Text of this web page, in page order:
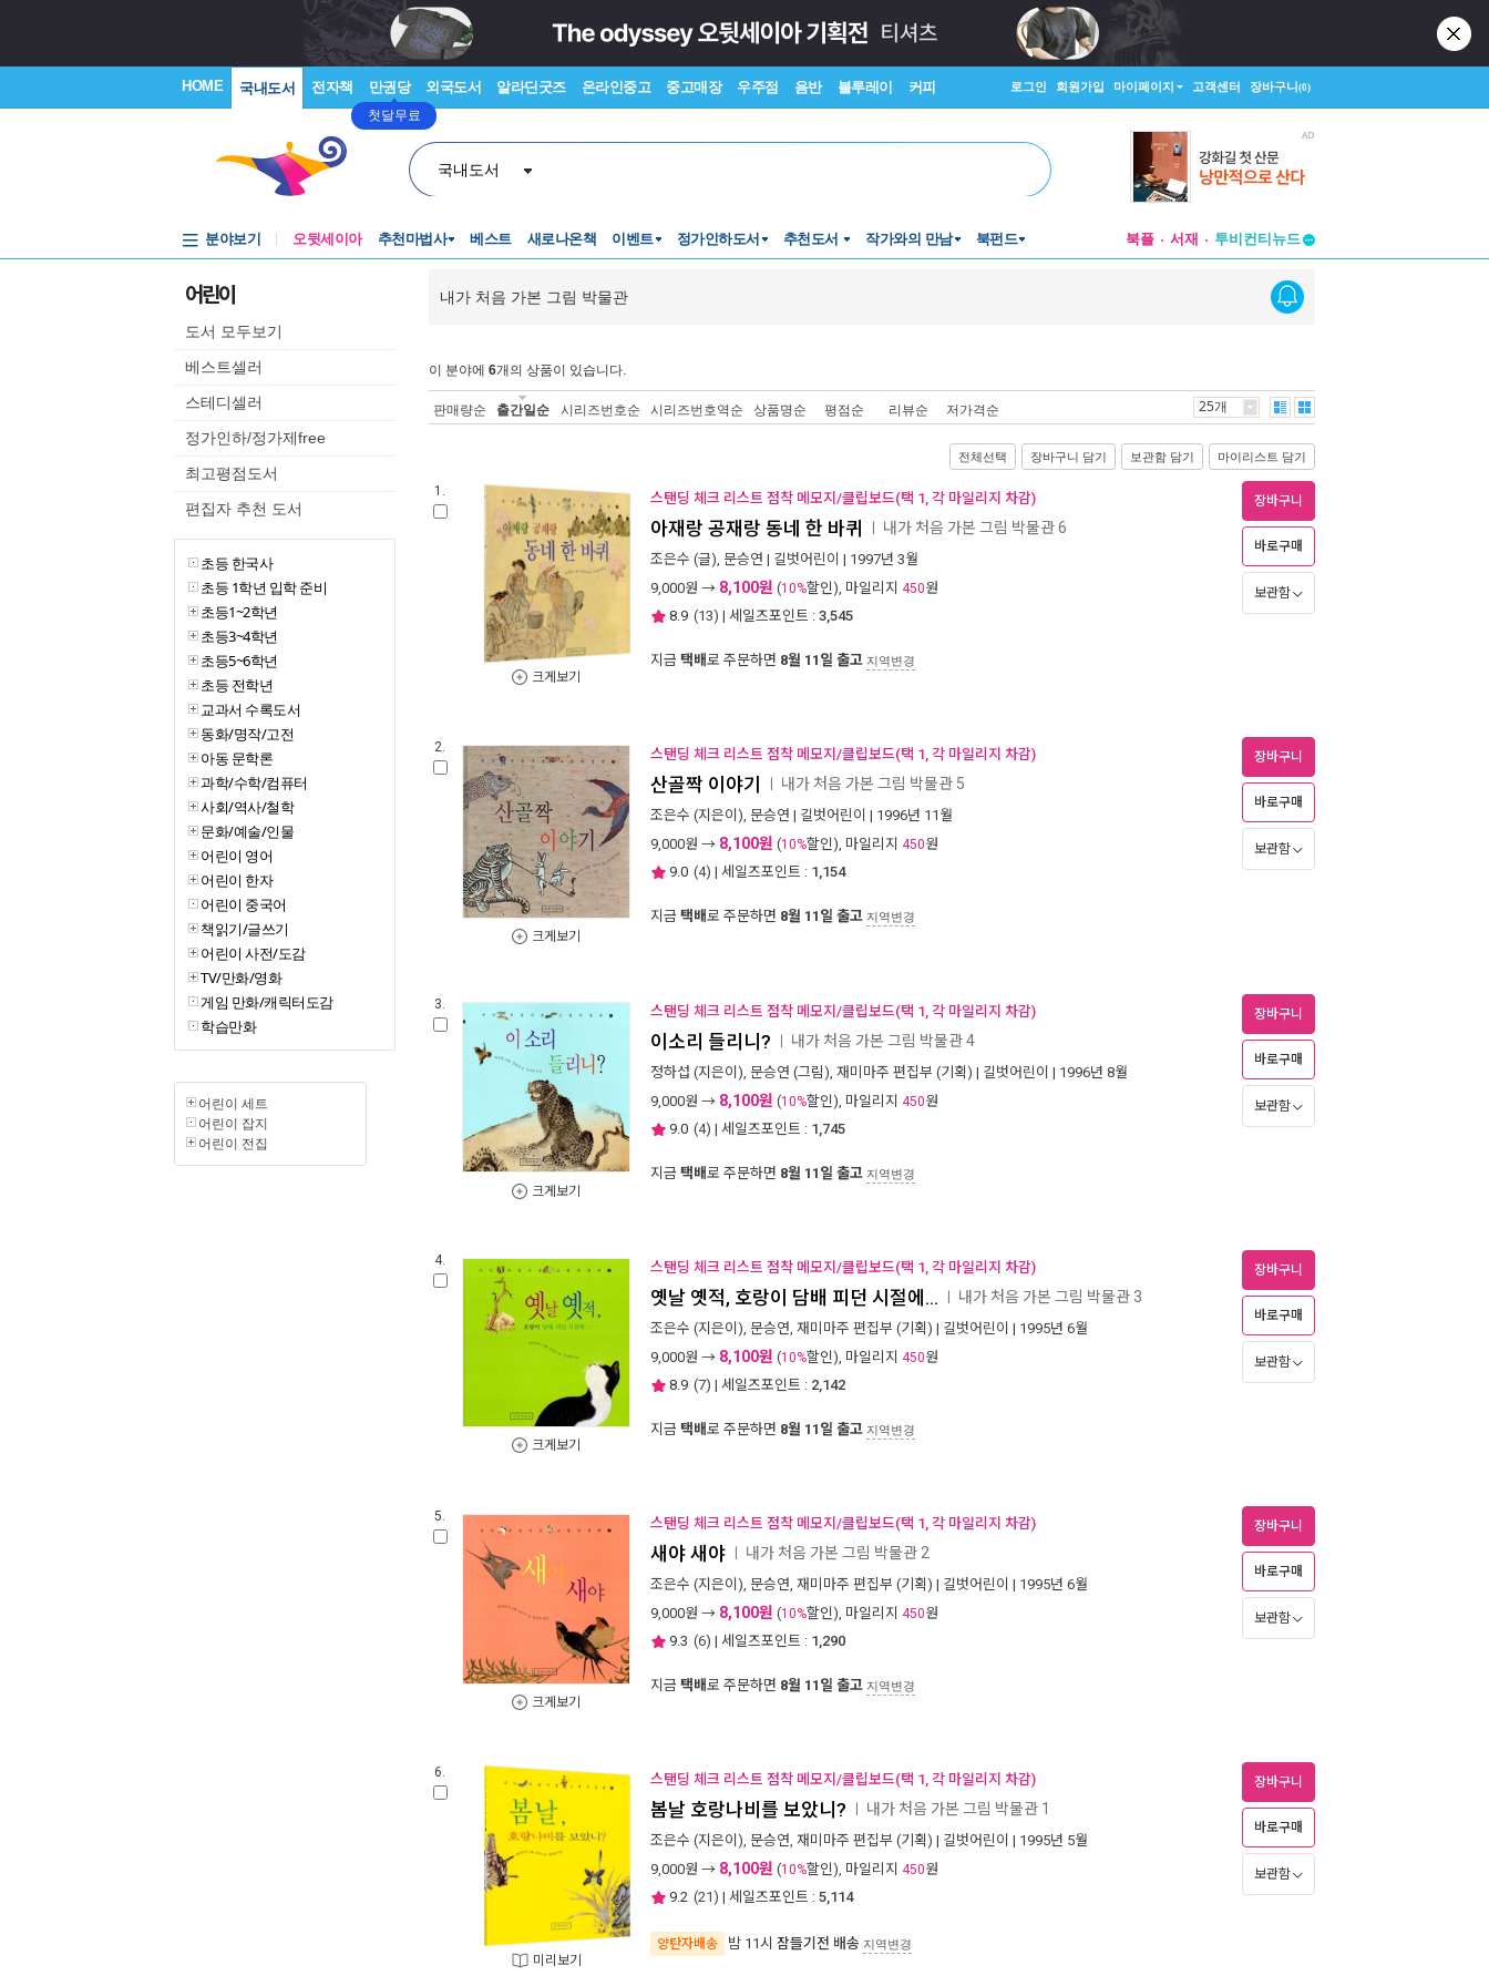
HOME 국내도서 전자책 만권당
첫달무료
외국도서 알라딘굿즈 온라인중고 중고매장 우주점 음반 블루레이 커피 로그인 회원가입 마이페이지 고객센터 장바구니(0)
국내도서
분야보기 오뒷세이아 추천마법사 베스트 새로나온책 이벤트 정가인하도서 추천도서 작가와의 만남 북펀드 북플 서재
투비컨티뉴드
투비컨티뉴드
어린이
도서 모두보기
베스트셀러
스테디셀러
정가인하/정가제free
최고평점도서
편집자 추천 도서
초등 한국사
초등 1학년 입학 준비
초등1~2학년
초등3~4학년
초등5~6학년
초등 전학년
교과서 수록도서
동화/명작/고전
아동 문학론
과학/수학/컴퓨터
사회/역사/철학
문화/예술/인물
어린이 영어
어린이 한자
어린이 중국어
책읽기/글쓰기
어린이 사전/도감
TV/만화/영화
게임 만화/캐릭터도감
학습만화
어린이 세트
어린이 잡지
어린이 전집
내가 처음 가본 그림 박물관
이 분야에 6개의 상품이 있습니다.
판매량순 출간일순 시리즈번호순 시리즈번호역순 상품명순 평점순 리뷰순 저가격순 25개
전체선택 장바구니 담기 보관함 담기 마이리스트 담기
1.
크게보기
스탠딩 체크 리스트 점착 메모지/클립보드(택 1, 각 마일리지 차감)
아재랑 공재랑 동네 한 바퀴 내가 처음 가본 그림 박물관 6
조은수 (글), 문승연 | 길벗어린이 | 1997년 3월
9,000원 → 8,100원 (10%할인), 마일리지 450원
8.9 (13) | 세일즈포인트 : 3,545
지금 택배로 주문하면 8월 11일 출고 지역변경
장바구니
바로구매
보관함
2.
크게보기
스탠딩 체크 리스트 점착 메모지/클립보드(택 1, 각 마일리지 차감)
산골짝 이야기 내가 처음 가본 그림 박물관 5
조은수 (지은이), 문승연 | 길벗어린이 | 1996년 11월
9,000원 → 8,100원 (10%할인), 마일리지 450원
9.0 (4) | 세일즈포인트 : 1,154
지금 택배로 주문하면 8월 11일 출고 지역변경
장바구니
바로구매
보관함
3.
크게보기
스탠딩 체크 리스트 점착 메모지/클립보드(택 1, 각 마일리지 차감)
이소리 들리니? 내가 처음 가본 그림 박물관 4
정하섭 (지은이), 문승연 (그림), 재미마주 편집부 (기획) | 길벗어린이 | 1996년 8월
9,000원 → 8,100원 (10%할인), 마일리지 450원
9.0 (4) | 세일즈포인트 : 1,745
지금 택배로 주문하면 8월 11일 출고 지역변경
장바구니
바로구매
보관함
4.
크게보기
스탠딩 체크 리스트 점착 메모지/클립보드(택 1, 각 마일리지 차감)
옛날 옛적, 호랑이 담배 피던 시절에... 내가 처음 가본 그림 박물관 3
조은수 (지은이), 문승연, 재미마주 편집부 (기획) | 길벗어린이 | 1995년 6월
9,000원 → 8,100원 (10%할인), 마일리지 450원
8.9 (7) | 세일즈포인트 : 2,142
지금 택배로 주문하면 8월 11일 출고 지역변경
장바구니
바로구매
보관함
5.
크게보기
스탠딩 체크 리스트 점착 메모지/클립보드(택 1, 각 마일리지 차감)
새야 새야 내가 처음 가본 그림 박물관 2
조은수 (지은이), 문승연, 재미마주 편집부 (기획) | 길벗어린이 | 1995년 6월
9,000원 → 8,100원 (10%할인), 마일리지 450원
9.3 (6) | 세일즈포인트 : 1,290
지금 택배로 주문하면 8월 11일 출고 지역변경
장바구니
바로구매
보관함
6.
미리보기
스탠딩 체크 리스트 점착 메모지/클립보드(택 1, 각 마일리지 차감)
봄날 호랑나비를 보았니? 내가 처음 가본 그림 박물관 1
조은수 (지은이), 문승연, 재미마주 편집부 (기획) | 길벗어린이 | 1995년 5월
9,000원 → 8,100원 (10%할인), 마일리지 450원
9.2 (21) | 세일즈포인트 : 5,114
양탄자배송 밤 11시 잠들기전 배송 지역변경
장바구니
바로구매
보관함